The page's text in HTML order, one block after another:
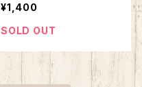
¥1,400
SOLD OUT